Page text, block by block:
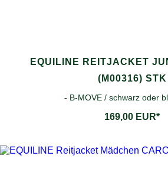
EQUILINE REITJACKET
(M00316) STK
- B-MOVE / schwarz oder
169,00 EUR*